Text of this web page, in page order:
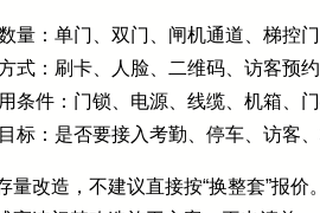
量：单门、双门、闸机通道、梯控
式：刷卡、人脸、二维码、访客预
条件：门锁、电源、线缆、机箱、
标：是否要接入考勤、停车、访客
量改造，不建议直接按“换整套”报